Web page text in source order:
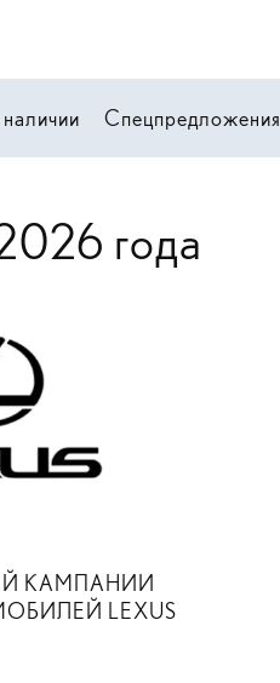
Спецпредложения
года
КАМПАНИИ
LEXUS